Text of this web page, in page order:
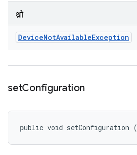
थ्रो
DeviceNotAvailableException
setConfiguration
public void setConfiguration (